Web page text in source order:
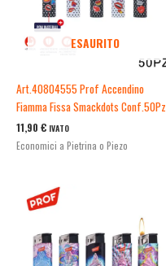
ESAURITO
Art.40804555 Prof Accendino
Fiamma Fissa Smackdots Conf.50Pz
11,90 € IVATO
Economici a Pietrina o Piezo